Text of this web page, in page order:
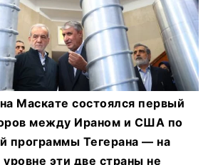
Маскате состоялся первый
между Ираном и США по
программы Тегерана — на
эти две страны не